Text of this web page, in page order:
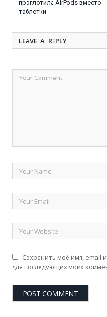
проглотила AirPods вместо
таблетки
LEAVE A REPLY
Сохранить моё имя, email
для последующих моих